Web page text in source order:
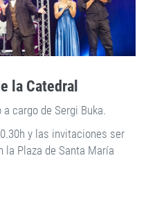
la Catedral
cargo de Sergi Buka.
y las invitaciones ser
la Plaza de Santa María